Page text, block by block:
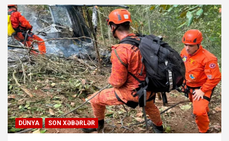
DÜNYA SON XƏBƏRLƏR